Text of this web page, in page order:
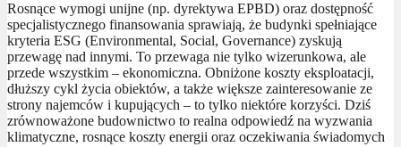
Rosnące wymogi unijne (np. dyrektywa EPBD) oraz dostępność
specjalistycznego finansowania sprawiają, że budynki spełniające
kryteria ESG (Environmental, Social, Governance) zyskują
przewagę nad innymi. To przewaga nie tylko wizerunkowa, ale
przede wszystkim – ekonomiczna. Obniżone koszty eksploatacji,
dłuższy cykl życia obiektów, a także większe zainteresowanie ze
strony najemców i kupujących – to tylko niektóre korzyści. Dziś
zrównoważone budownictwo to realna odpowiedź na wyzwania
klimatyczne, rosnące koszty energii oraz oczekiwania świadomych